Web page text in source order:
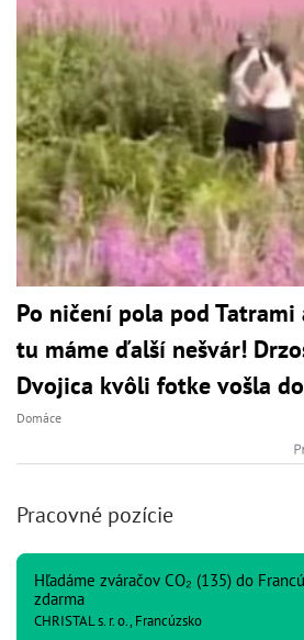
Po ničení pola pod Tatrami
tu máme ďalší nešvár!
Dvojica kvôli fotke vošla
Domáce
Pracovné pozície
Hľadáme zváračov CO₂ (135) do
zdarma
CHRISTAL s. r. o., Francúzsko